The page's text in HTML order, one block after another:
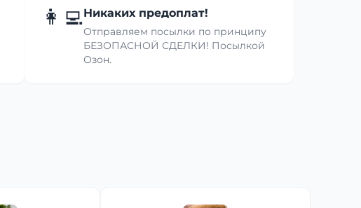
👩‍💻Никаких предоплат!
Отправляем посылки по принципу
БЕЗОПАСНОЙ СДЕЛКИ! Посылкой
Озон.